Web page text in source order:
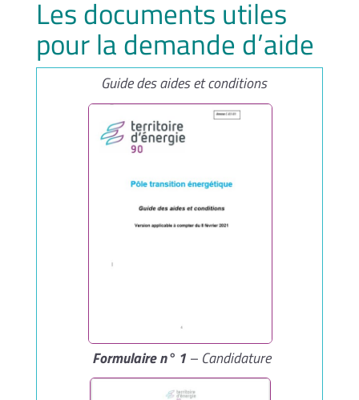
Les documents utiles
pour la demande d’aide
Guide des aides et conditions
Formulaire n° 1 – Candidature